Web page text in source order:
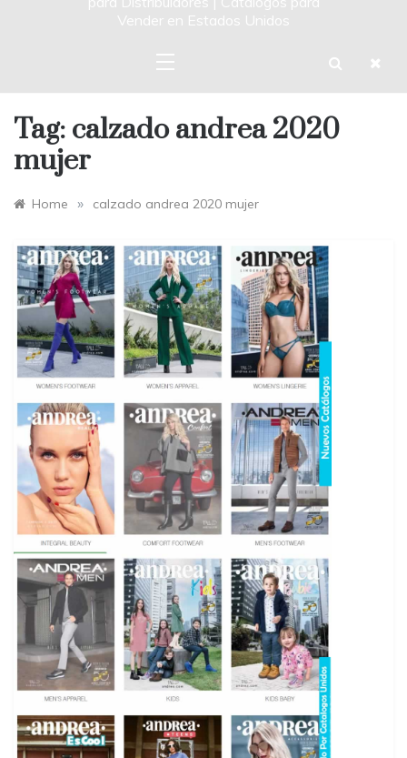
Vender en Estados Unidos
Tag: calzado andrea 2020
mujer
Home » calzado andrea 2020 mujer